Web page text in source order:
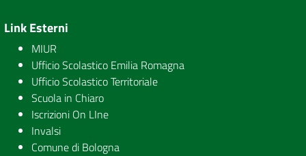
Link Esterni
MIUR
Ufficio Scolastico Emilia Romagna
Ufficio Scolastico Territoriale
Scuola in Chiaro
Iscrizioni On LIne
Invalsi
Comune di Bologna